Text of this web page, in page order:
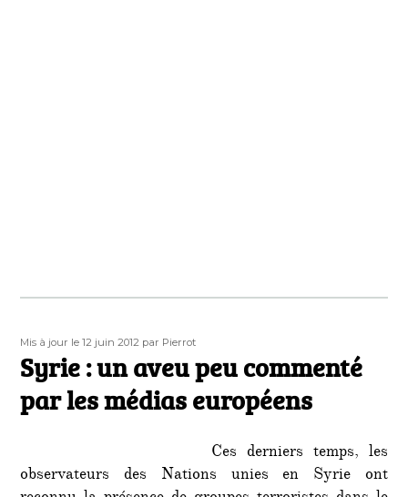
Publié
le
Mis à jour le 12 juin 2012 Auteur
par Pierrot
Syrie : un aveu peu commenté
par les médias européens
Ces derniers temps, les
observateurs des Nations unies en Syrie ont